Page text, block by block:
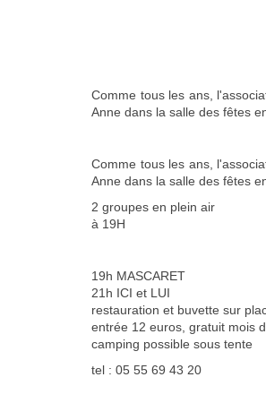
Comme tous les ans,
Anne dans la salle des fêtes
Comme tous les ans,
Anne dans la salle des fêtes
2 groupes en plein air
à 19H
19h MASCARET
21h ICI et LUI
restauration et buvette sur
entrée 12 euros, gratuit mois
camping possible sous tente
tel : 05 55 69 43 20